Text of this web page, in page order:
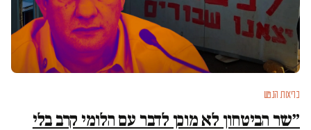
בריאות הנפש
״שר הביטחון לא מוכן לדבר עם הלומי קרב בלי